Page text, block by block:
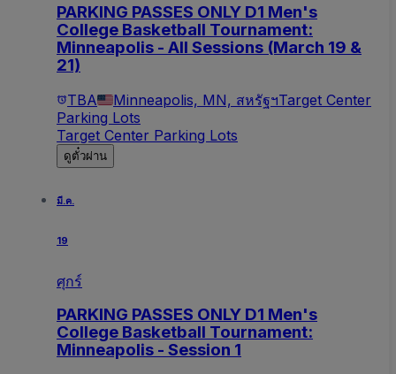
PARKING PASSES ONLY D1 Men's
College Basketball Tournament:
Minneapolis - All Sessions (March 19 &
21)
TBA Minneapolis, MN, สหรัฐฯTarget Center
Parking Lots
Target Center Parking Lots
ดูตั๋วผ่าน
มี.ค.
19
ศุกร์
PARKING PASSES ONLY D1 Men's
College Basketball Tournament:
Minneapolis - Session 1